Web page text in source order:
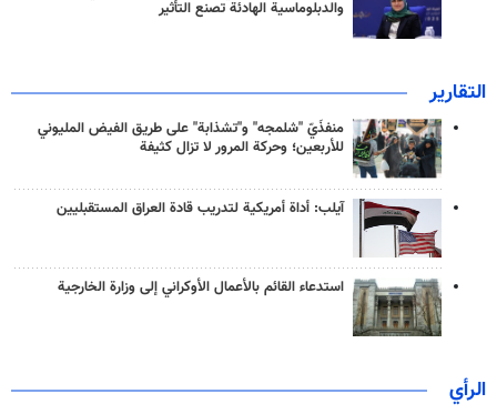
والدبلوماسية الهادئة تصنع التأثير
التقارير
منفذَيّ "شلمجه" و"تشذابة" على طريق الفيض المليوني
للأربعين؛ وحركة المرور لا تزال كثيفة
آيلب: أداة أمريكية لتدريب قادة العراق المستقبليين
استدعاء القائم بالأعمال الأوكراني إلى وزارة الخارجية
الرأي